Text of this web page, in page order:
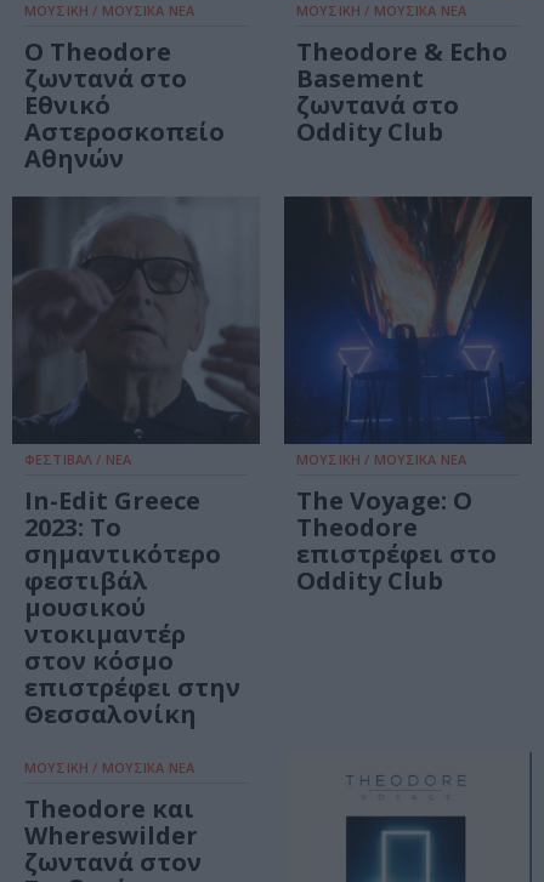
ΜΟΥΣΙΚΗ / ΜΟΥΣΙΚΑ ΝΕΑ
Ο Theodore
ζωντανά στο
Εθνικό
Αστεροσκοπείο
Αθηνών
ΜΟΥΣΙΚΗ / ΜΟΥΣΙΚΑ ΝΕΑ
Theodore & Echo
Basement
ζωντανά στο
Oddity Club
ΦΕΣΤΙΒΑΛ / ΝΕΑ
In-Edit Greece
2023: Το
σημαντικότερο
φεστιβάλ
μουσικού
ντοκιμαντέρ
στον κόσμο
επιστρέφει στην
Θεσσαλονίκη
ΜΟΥΣΙΚΗ / ΜΟΥΣΙΚΑ ΝΕΑ
The Voyage: Ο
Theodore
επιστρέφει στο
Oddity Club
ΜΟΥΣΙΚΗ / ΜΟΥΣΙΚΑ ΝΕΑ
Theodore και
Whereswilder
ζωντανά στον